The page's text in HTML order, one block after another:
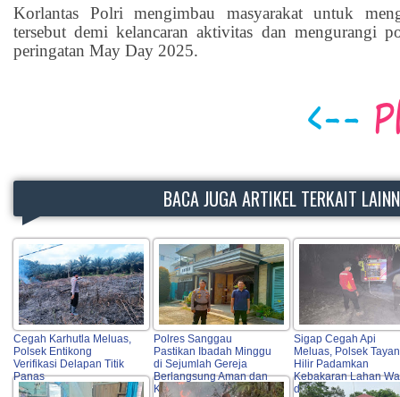
Korlantas Polri mengimbau masyarakat untuk
tersebut demi kelancaran aktivitas dan mengurangi
peringatan May Day 2025.
BACA JUGA ARTIKEL TERKAIT
Cegah Karhutla Meluas,
Polsek Entikong
Verifikasi Delapan Titik
Panas
Polres Sanggau
Pastikan Ibadah Minggu
di Sejumlah Gereja
Berlangsung Aman dan
Kondusif
Sigap Cegah Api
Meluas, Polsek Tayan
Hilir Padamkan
Kebakaran Lahan
di Dusun Serama